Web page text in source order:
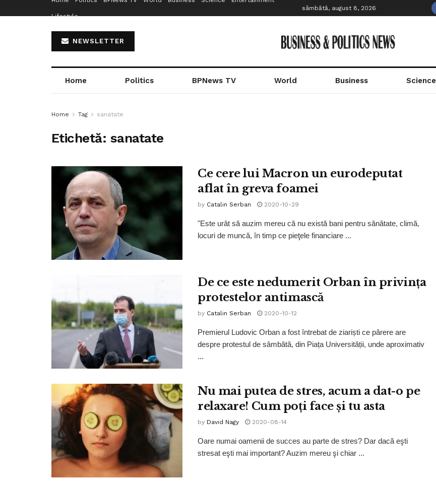
Lifestyle
sâmbătă, august 8, 2026
NEWSLETTER
Home Politics BPNews TV World Business Science
Home Tag sanatate
Etichetă: sanatate
Ce cere lui Macron un eurodeputat
aflat în greva foamei
by Catalin Serban 2020-10-29
"Este urât să auzim mereu că nu există bani pentru sănătate, climă,
locuri de muncă, în timp ce pieţele financiare ...
De ce este nedumerit Orban în privința
protestelor antimască
by Catalin Serban 2020-10-12
Premierul Ludovic Orban a fost întrebat de ziariști ce părere are
despre protestul de sâmbătă, din Piața Universității, unde aproximativ
...
Nu mai putea de stres, acum a dat-o pe
relaxare! Cum poți face și tu asta
by David Nagy 2020-08-14
Oare numai oamenii de succes au parte de stres? Dar dacă eşti
stresat eşti mai important? Auzim mereu şi chiar ...